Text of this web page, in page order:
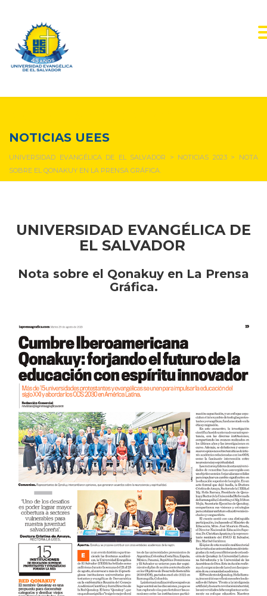
NOTICIAS UEES
UNIVERSIDAD EVANGÉLICA DE EL SALVADOR > NOTICIAS 2023> NOTA
SOBRE EL QONAKUY EN LA PRENSA GRÁFICA.
UNIVERSIDAD EVANGÉLICA DE
EL SALVADOR
Nota sobre el Qonakuy en La Prensa
Gráfica.